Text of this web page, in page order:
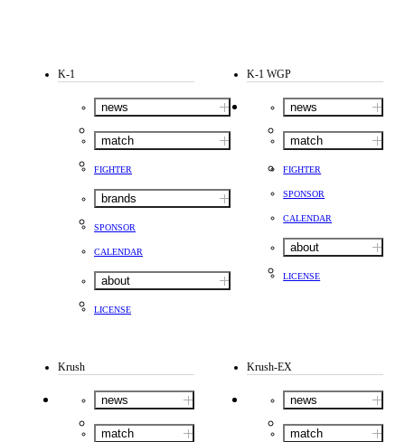
K-1
news
match
FIGHTER
brands
SPONSOR
CALENDAR
about
LICENSE
K-1 WGP
news
match
FIGHTER
SPONSOR
CALENDAR
about
LICENSE
Krush
news
match
Krush-EX
news
match